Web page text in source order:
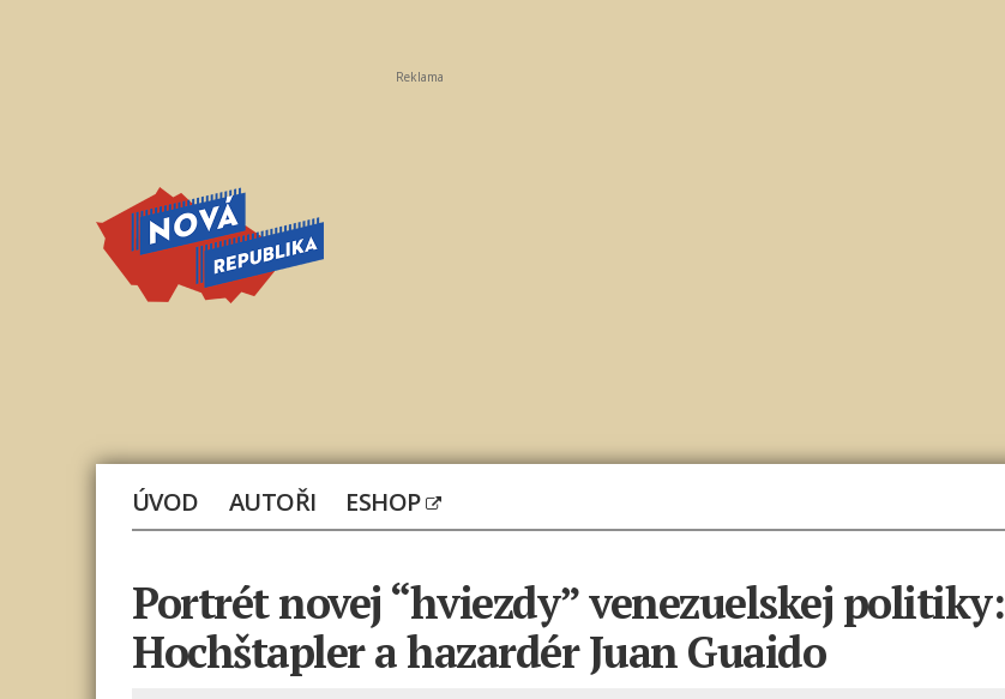
Reklama
ÚVOD AUTOŘI ESHOP
Portrét novej “hviezdy” venezuelskej politiky:
Hochštapler a hazardér Juan Guaido